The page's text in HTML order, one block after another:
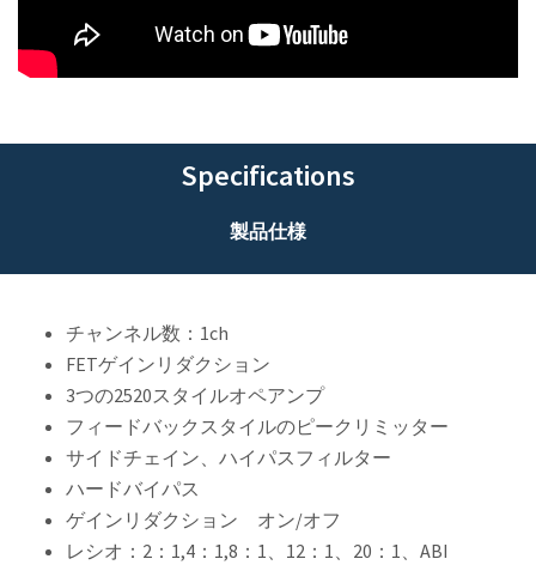
Specifications
製品仕様
チャンネル数：1ch
FETゲインリダクション
3つの2520スタイルオペアンプ
フィードバックスタイルのピークリミッター
サイドチェイン、ハイパスフィルター
ハードバイパス
ゲインリダクション オン/オフ
レシオ：2：1,4：1,8：1、12：1、20：1、ABI